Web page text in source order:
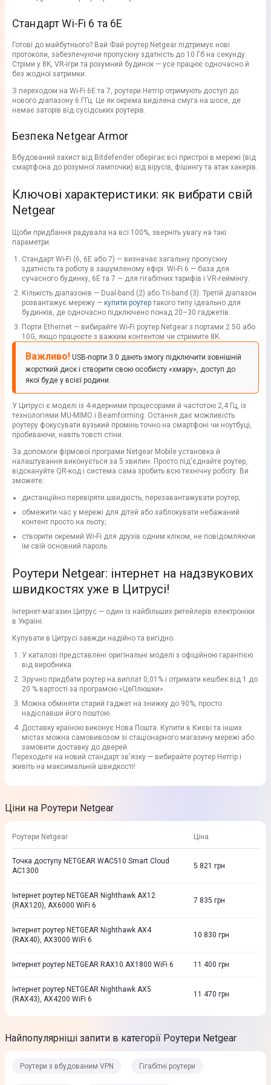
Стандарт Wi-Fi 6 та 6E
Готові до майбутнього? Вай Фай роутер Netgear підтримує нові
протоколи, забезпечуючи пропускну здатність до 10 Гб на секунду.
Стріми у 8K, VR-ігри та розумний будинок — усе працює одночасно й
без жодної затримки.
З переходом на Wi-Fi 6E та 7, роутери Нетгір отримують доступ до
нового діапазону 6 ГГц. Це як окрема виділена смуга на шосе, де
немає заторів від сусідських роутерів.
Безпека Netgear Armor
Вбудований захист від Bitdefender оберігає всі пристрої в мережі (від
смартфона до розумної лампочки) від вірусів, фішингу та атак хакерів.
Ключові характеристики: як вибрати свій
Netgear
Щоби придбання радувала на всі 100%, зверніть увагу на такі
параметри.
Стандарт Wi-Fi (6, 6E або 7) — визначає загальну пропускну
здатність та роботу в зашумленому ефірі. Wi-Fi 6 — база для
сучасного будинку, 6E та 7 — для гігабітних тарифів і VR-геймінгу.
Кількість діапазонів — Dual-band (2) або Tri-band (3). Третій діапазон
розвантажує мережу — купити роутертакого типу ідеально для
будинків, де одночасно підключено понад 20–30 гаджетів.
Порти Ethernet — вибирайте Wi-Fi роутер Netgear з портами 2.5G або
10G, якщо працюєте з важким контентом чи стримите 8K.
Важливо! USB-порти 3.0 дають змогу підключити зовнішній
жорсткий диск і створити свою особисту «хмару», доступ до
якої буде у всієї родини.
У Цитрусі є моделі із 4-ядерними процесорами й частотою 2,4 Гц, із
технологіями MU-MIMO і Beamforming. Остання дає можливість
роутеру фокусувати вузький промінь точно на смартфоні чи ноутбуці,
пробиваючи, навіть товсті стіни.
За допомоги фірмової програми Netgear Mobile установка й
налаштування виконується за 5 хвилин. Просто під'єднайте роутер,
відскануйте QR-код і система сама зробить всю технічну роботу. Ви
зможете:
дистанційно перевіряти швидкість, перезавантажувати роутер;
обмежити час у мережі для дітей або заблокувати небажаний
контент просто на льоту;
створити окремий Wi-Fi для друзів одним кліком, не повідомляючи
їм свій основний пароль.
Роутери Netgear: інтернет на надзвукових
швидкостях уже в Цитрусі!
Інтернет-магазин Цитрус — один із найбільших ритейлерів електроніки
в Україні.
Купувати в Цитрусі завжди надійно та вигідно.
У каталозі представлені оригінальні моделі з офіційною гарантією
від виробника.
Зручно придбати роутер на виплат 0,01% і отримати кешбек від 1 до
20 % вартості за програмою «ЦеПлюшки».
Можна обміняти старий гаджет на знижку до 90%, просто
надіславши його поштою.
Доставку країною виконує Нова Пошта. Купити в Києві та інших
містах можна самовивозом зі стаціонарного магазину мережі або
замовити доставку до дверей.
Переходьте на новий стандарт зв'язку — вибирайте роутер Нетгір і
живіть на максимальній швидкості!
Ціни на Роутери Netgear
Роутери Netgear Ціна
Точка доступу NETGEAR WAC510 Smart Cloud
AC1300
5 821 грн
Iнтернет роутер NETGEAR Nighthawk AX12
(RAX120), AX6000 WiFi 6
7 835 грн
Iнтернет роутер NETGEAR Nighthawk AX4
(RAX40), AX3000 WiFi 6
10 830 грн
Iнтернет роутер NETGEAR RAX10 AX1800 WiFi 6 11 400 грн
Iнтернет роутер NETGEAR Nighthawk AX5
(RAX43), AX4200 WiFi 6
11 470 грн
Найпопулярніші запити в категорії Роутери Netgear
Роутери з вбудованим VPN Гігабітні роутери